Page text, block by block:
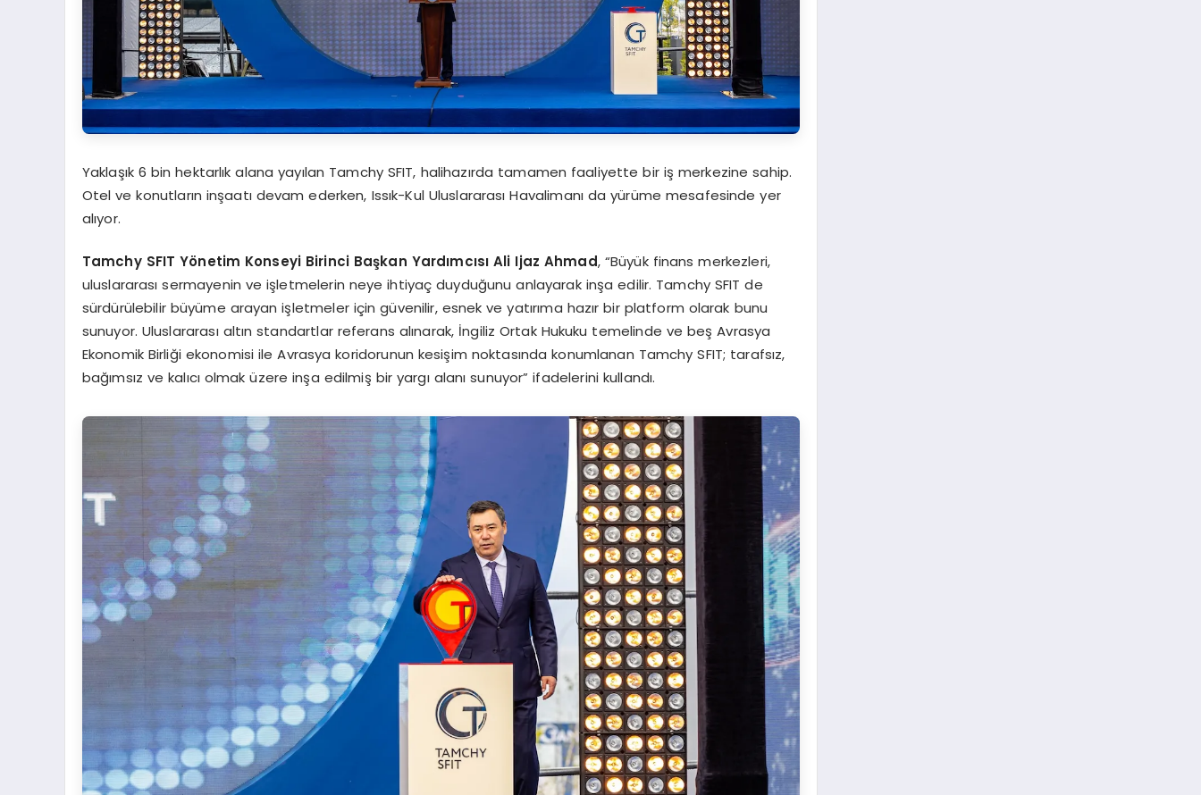
Yaklaşık 6 bin hektarlık alana yayılan Tamchy SFIT, halihazırda tamamen faaliyette bir iş merkezine sahip.
Otel ve konutların inşaatı devam ederken, Issık-Kul Uluslararası Havalimanı da yürüme mesafesinde yer
alıyor.
Tamchy SFIT Yönetim Konseyi Birinci Başkan Yardımcısı Ali Ijaz Ahmad, “Büyük finans merkezleri,
uluslararası sermayenin ve işletmelerin neye ihtiyaç duyduğunu anlayarak inşa edilir. Tamchy SFIT de
sürdürülebilir büyüme arayan işletmeler için güvenilir, esnek ve yatırıma hazır bir platform olarak bunu
sunuyor. Uluslararası altın standartlar referans alınarak, İngiliz Ortak Hukuku temelinde ve beş Avrasya
Ekonomik Birliği ekonomisi ile Avrasya koridorunun kesişim noktasında konumlanan Tamchy SFIT; tarafsız,
bağımsız ve kalıcı olmak üzere inşa edilmiş bir yargı alanı sunuyor” ifadelerini kullandı.